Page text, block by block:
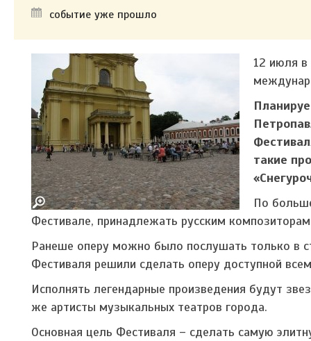
событие уже прошло
12 июля в
такие
По
Фестивале, принадлежать русским композиторам
Ранеше оперу можно было послушать только в
Фестиваля решили сделать оперу доступной
Исполнять легендарные произведения будут
же артисты музыкальных театров города.
Основная цель Фестиваля – сделать самую